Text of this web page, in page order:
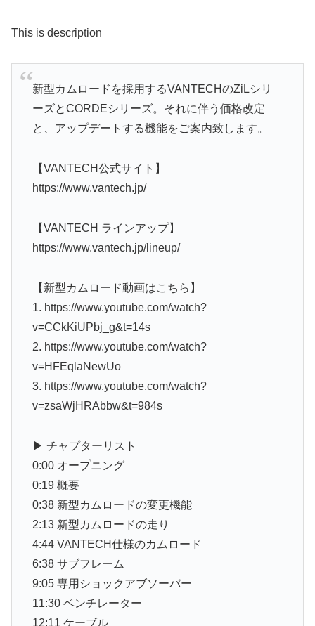
This is description
新型カムロードを採用するVANTECHのZiLシリ
ーズとCORDEシリーズ。それに伴う価格改定
と、アップデートする機能をご案内致します。
【VANTECH公式サイト】
https://www.vantech.jp/
【VANTECH ラインアップ】
https://www.vantech.jp/lineup/
【新型カムロード動画はこちら】
1. https://www.youtube.com/watch?
v=CCkKiUPbj_g&t=14s
2. https://www.youtube.com/watch?
v=HFEqlaNewUo
3. https://www.youtube.com/watch?
v=zsaWjHRAbbw&t=984s
▶︎ チャプターリスト
0:00 オープニング
0:19 概要
0:38 新型カムロードの変更機能
2:13 新型カムロードの走り
4:44 VANTECH仕様のカムロード
6:38 サブフレーム
9:05 専用ショックアブソーバー
11:30 ベンチレーター
12:11 ケーブル